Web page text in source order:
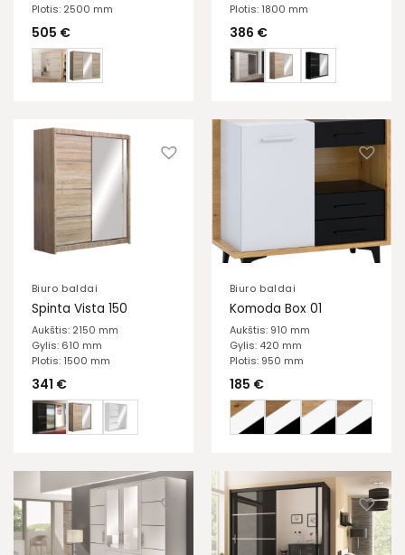
Plotis: 2500 mm
505 €
Plotis: 1800 mm
386 €
Biuro baldai
Spinta Vista 150
Aukštis: 2150 mm
Gylis: 610 mm
Plotis: 1500 mm
341 €
Biuro baldai
Komoda Box 01
Aukštis: 910 mm
Gylis: 420 mm
Plotis: 950 mm
185 €